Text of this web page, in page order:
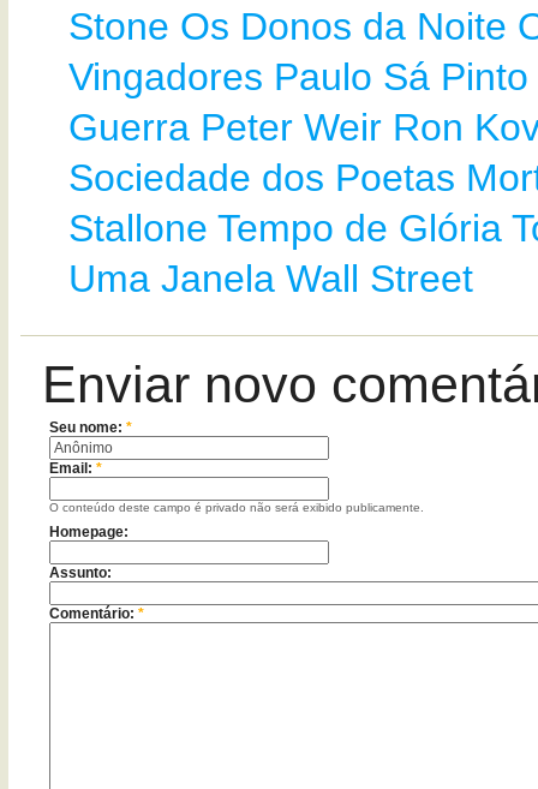
Stone Os Donos da Noite
Vingadores Paulo Sá Pinto
Guerra Peter Weir Ron
Sociedade dos Poetas
Stallone Tempo de Glória
Uma Janela Wall Street
Enviar novo
Seu nome:*
Email:*
O conteúdo deste campo é privado não será exibido publicamente.
Homepage:
Assunto:
Comentário:*